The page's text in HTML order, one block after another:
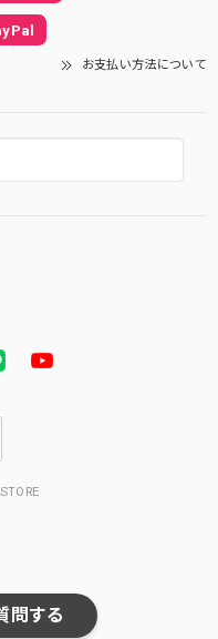
お支払い方法について
問する